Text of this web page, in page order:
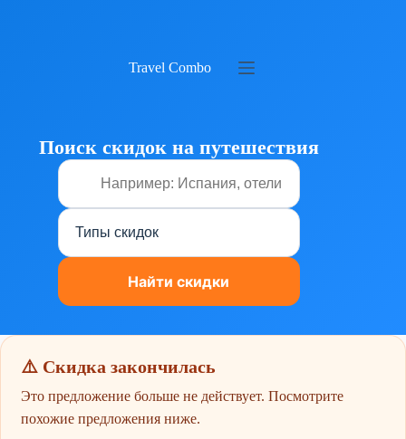
Travel Combo
Поиск скидок на путешествия
⚠️ Скидка закончилась
Это предложение больше не действует. Посмотрите
похожие предложения ниже.